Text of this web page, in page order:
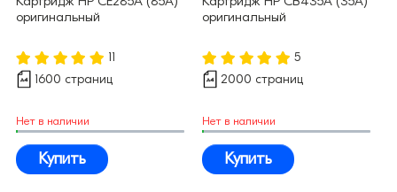
оригинальный
11
1600 страниц
Нет в наличии
Купить
оригинальный
5
2000 страниц
Нет в наличии
Купить